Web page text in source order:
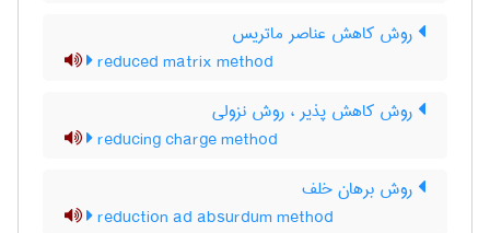
روش کاهش عناصر ماتریس
reduced matrix method
روش کاهش پذیر ، روش نزولی
reducing charge method
روش برهان خلف
reduction ad absurdum method